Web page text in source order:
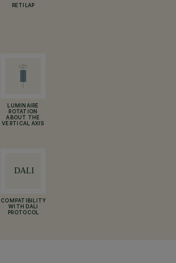
RETILAP
LUMINAIRE
ROTATION
ABOUT THE
VERTICAL AXIS
COMPATIBILITY
WITH DALI
PROTOCOL